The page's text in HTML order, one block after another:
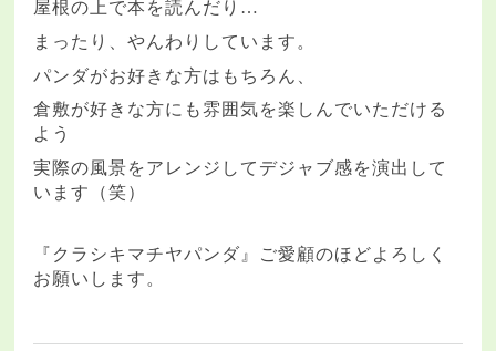
屋根の上で本を読んだり …
まったり、やんわりしています。
パンダがお好きな方はもちろん、
倉敷が好きな方にも雰囲気を楽しんでいただける
よう
実際の風景をアレンジしてデジャブ感を演出して
います（笑）
『クラシキマチヤパンダ』ご愛顧のほどよろしく
お願いします。